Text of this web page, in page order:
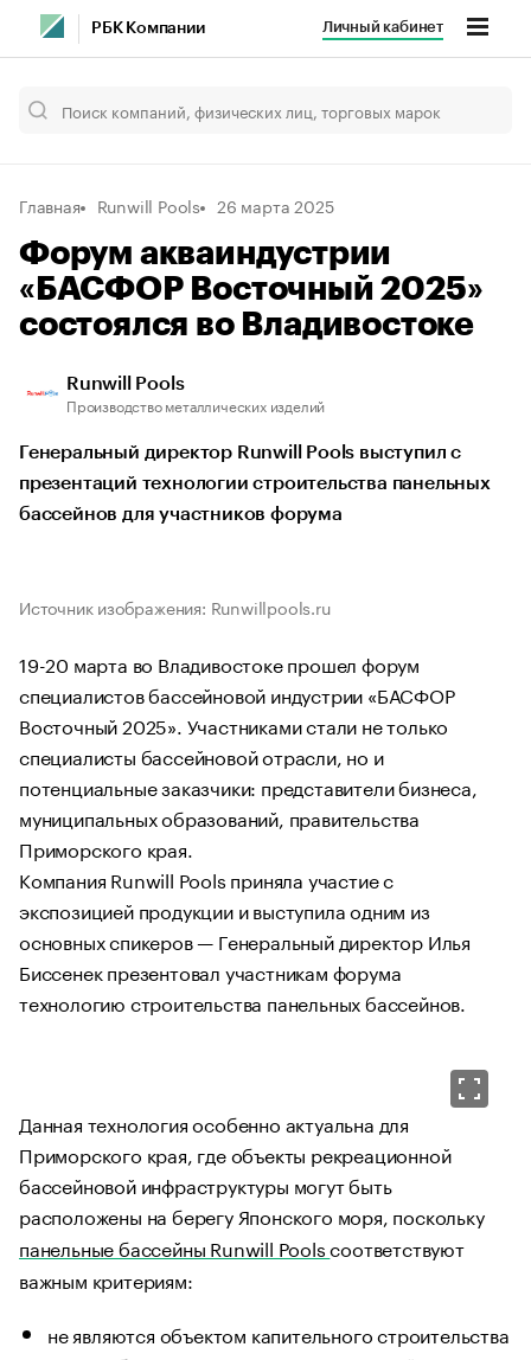
РБК Компании Личный кабинет
Главная Runwill Pools 26 марта 2025
Форум акваиндустрии
«БАСФОР Восточный 2025»
состоялся во Владивостоке
Runwill Pools
Производство металлических изделий
Генеральный директор Runwill Pools выступил с
презентаций технологии строительства панельных
бассейнов для участников форума
Источник изображения: Runwillpools.ru
19-20 марта во Владивостоке прошел форум
специалистов бассейновой индустрии «БАСФОР
Восточный 2025». Участниками стали не только
специалисты бассейновой отрасли, но и
потенциальные заказчики: представители бизнеса,
муниципальных образований, правительства
Приморского края.
Компания Runwill Pools приняла участие с
экспозицией продукции и выступила одним из
основных спикеров — Генеральный директор Илья
Биссенек презентовал участникам форума
технологию строительства панельных бассейнов.
Данная технология особенно актуальна для
Приморского края, где объекты рекреационной
бассейновой инфраструктуры могут быть
расположены на берегу Японского моря, поскольку
панельные бассейны Runwill Poolsсоответствуют
важным критериям:
не являются объектом капительного строительства